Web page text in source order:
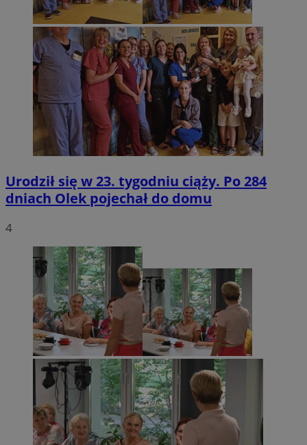
Urodził się w 23. tygodniu ciąży. Po 284
dniach Olek pojechał do domu
4